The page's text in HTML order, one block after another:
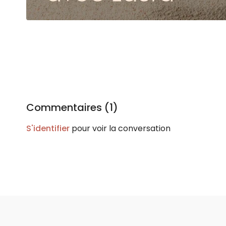
Commentaires (1)
S'identifier pour voir la conversation